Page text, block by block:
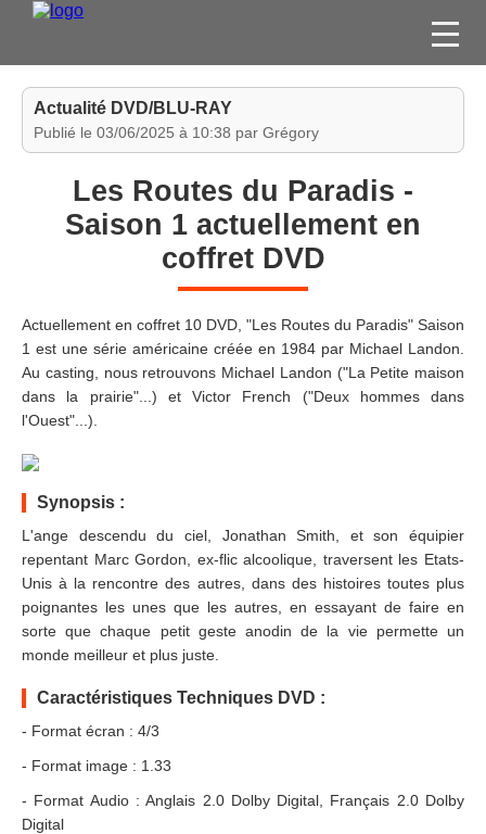
FILMS
JEUX VIDÉO
CONCOURS
ESPACE
MEMBRE
Actualité DVD/BLU-RAY
Publié le 03/06/2025 à 10:38 par Grégory
Les Routes du Paradis -
Saison 1 actuellement en
coffret DVD
Actuellement en coffret 10 DVD, "Les Routes du Paradis" Saison
1 est une série américaine créée en 1984 par Michael Landon.
Au casting, nous retrouvons Michael Landon ("La Petite maison
dans la prairie"...) et Victor French ("Deux hommes dans
l'Ouest"...).
Synopsis :
L'ange descendu du ciel, Jonathan Smith, et son équipier
repentant Marc Gordon, ex-flic alcoolique, traversent les Etats-
Unis à la rencontre des autres, dans des histoires toutes plus
poignantes les unes que les autres, en essayant de faire en
sorte que chaque petit geste anodin de la vie permette un
monde meilleur et plus juste.
Caractéristiques Techniques DVD :
- Format écran : 4/3
- Format image : 1.33
- Format Audio : Anglais 2.0 Dolby Digital, Français 2.0 Dolby
Digital